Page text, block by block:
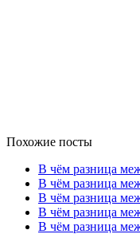
Похожие посты
В чём разница
В чём разница
В чём разница
В чём разница
В чём разница